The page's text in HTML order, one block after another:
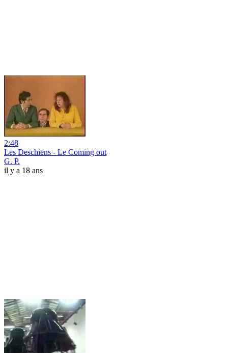
2:48
Les Deschiens - Le Coming out
G. P.
il y a 18 ans